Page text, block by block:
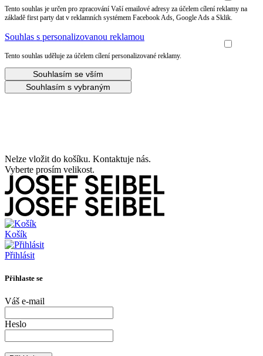
Tento souhlas je určen pro zpracování Vaší emailové adresy za účelem cílení reklamy na
základě first party dat v reklamních systémem Facebook Ads, Google Ads a Sklik.
Souhlas s personalizovanou reklamou
Tento souhlas uděluje za účelem cílení personalizované reklamy.
Souhlasím se vším
Souhlasím s vybraným
Nelze vložit do košíku. Kontaktuje nás.
Vyberte prosím velikost.
Košík
Přihlásit
Přihlaste se
Váš e-mail
Heslo